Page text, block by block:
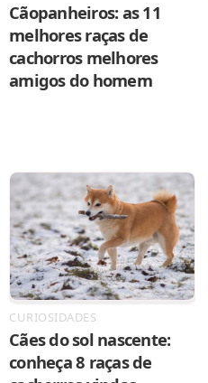
Cãopanheiros: as 11
melhores raças de
cachorros melhores
amigos do homem
CURIOSIDADES
Cães do sol nascente:
conheça 8 raças de